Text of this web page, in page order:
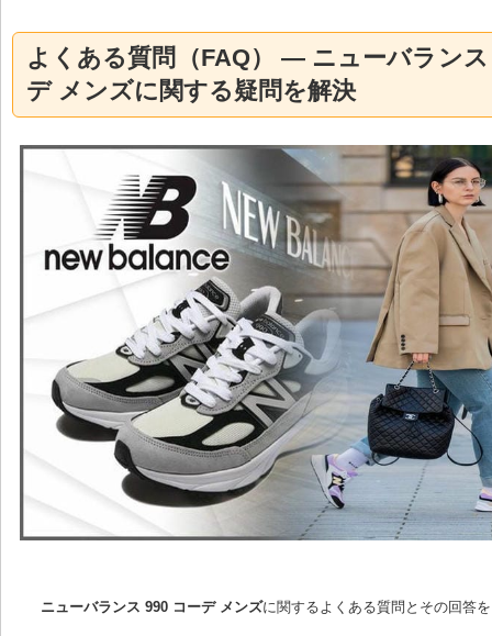
よくある質問（FAQ） — ニューバランス
デ メンズに関する疑問を解決
ニューバランス 990 コーデ メンズに関するよくある質問とその回答